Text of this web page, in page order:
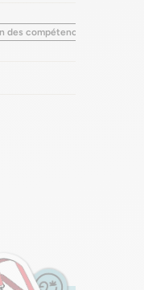
des compétences à télécharger